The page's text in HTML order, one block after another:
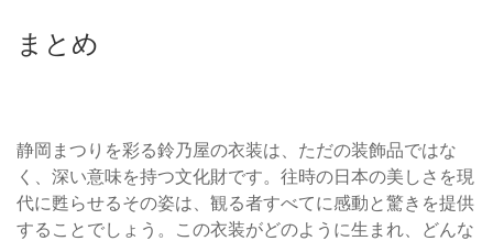
まとめ
静岡まつりを彩る鈴乃屋の衣装は、ただの装飾品ではな
く、深い意味を持つ文化財です。往時の日本の美しさを現
代に甦らせるその姿は、観る者すべてに感動と驚きを提供
することでしょう。この衣装がどのように生まれ、どんな